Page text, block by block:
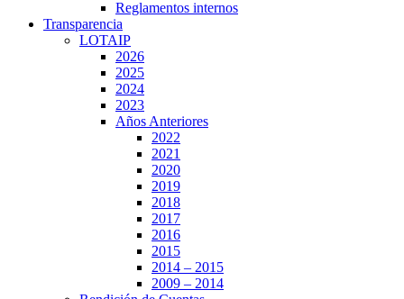
Reglamentos internos
Transparencia
LOTAIP
2026
2025
2024
2023
Años Anteriores
2022
2021
2020
2019
2018
2017
2016
2015
2014 – 2015
2009 – 2014